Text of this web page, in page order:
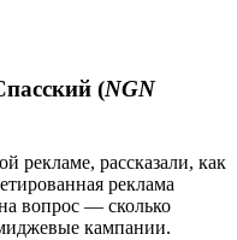
(NGN
рекламе, рассказали, как
реклама
вопрос — сколько
кампании.